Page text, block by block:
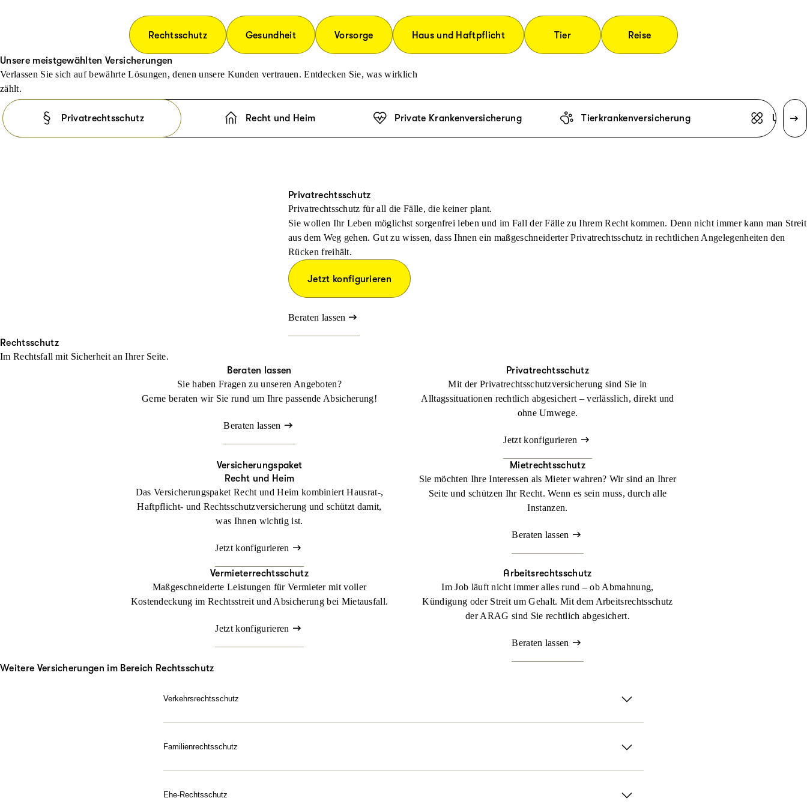
Rechtsschutz Gesundheit Vorsorge Haus und Haftpflicht Tier Reise
Unsere meistgewählten Versicherungen
Verlassen Sie sich auf bewährte Lösungen, denen unsere Kunden vertrauen. Entdecken Sie, was wirklich
zählt.
Privatrechtsschutz Recht und Heim Private Krankenversicherung Tierkrankenversicherung
Privatrechtsschutz
Privatrechtsschutz für all die Fälle, die keiner plant.
Sie wollen Ihr Leben möglichst sorgenfrei leben und im Fall der Fälle zu Ihrem Recht kommen. Denn nicht immer kann man Streit
aus dem Weg gehen. Gut zu wissen, dass Ihnen ein maßgeschneiderter Privatrechtsschutz in rechtlichen Angelegenheiten den
Rücken freihält.
Jetzt konfigurieren
Beraten lassen
Rechtsschutz
Im Rechtsfall mit Sicher­heit an Ihrer Seite.
Beraten lassen
Sie haben Fragen zu unseren Angeboten?
Gerne beraten wir Sie rund um Ihre passende Absicherung!
Beraten lassen
Privatrechtsschutz
Mit der Privatrechtsschutzversicherung sind Sie in
Alltagssituationen rechtlich abgesichert – verlässlich, direkt und
ohne Umwege.
Jetzt konfigurieren
Versicherungspaket
Recht und Heim
Das Versicherungspaket Recht und Heim kombiniert Hausrat-,
Haftpflicht- und Rechtsschutzversicherung und schützt damit,
was Ihnen wichtig ist.
Jetzt konfigurieren
Mietrechtsschutz
Sie möchten Ihre Interessen als Mieter wahren? Wir sind an Ihrer
Seite und schützen Ihr Recht. Wenn es sein muss, durch alle
Instanzen.
Beraten lassen
Vermieterrechtsschutz
Maßgeschneiderte Leistungen für Vermieter mit voller
Kostendeckung im Rechtsstreit und Absicherung bei Mietausfall.
Jetzt konfigurieren
Arbeitsrechtsschutz
Im Job läuft nicht immer alles rund – ob Abmahnung,
Kündigung oder Streit um Gehalt. Mit dem Arbeitsrechtsschutz
der ARAG sind Sie rechtlich abgesichert.
Beraten lassen
Weitere Versicherungen im Bereich Rechtsschutz
Verkehrsrechtsschutz
Familienrechtsschutz
Schutz ausfallen soll.
Ehe-Rechtsschutz